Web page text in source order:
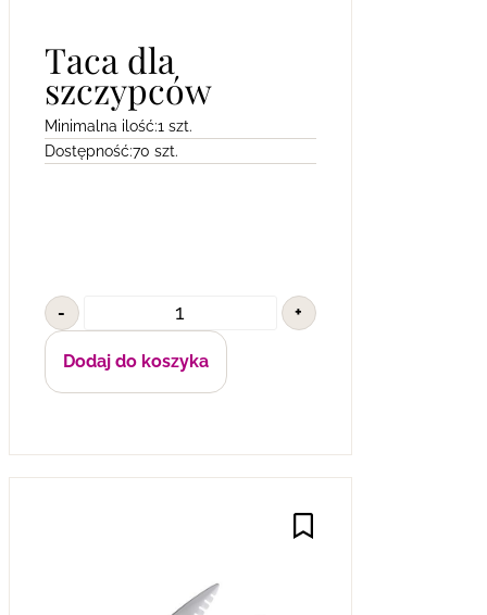
Taca dla
szczypców
Minimalna ilość:1 szt.
Dostępność:70 szt.
- +
Dodaj do koszyka